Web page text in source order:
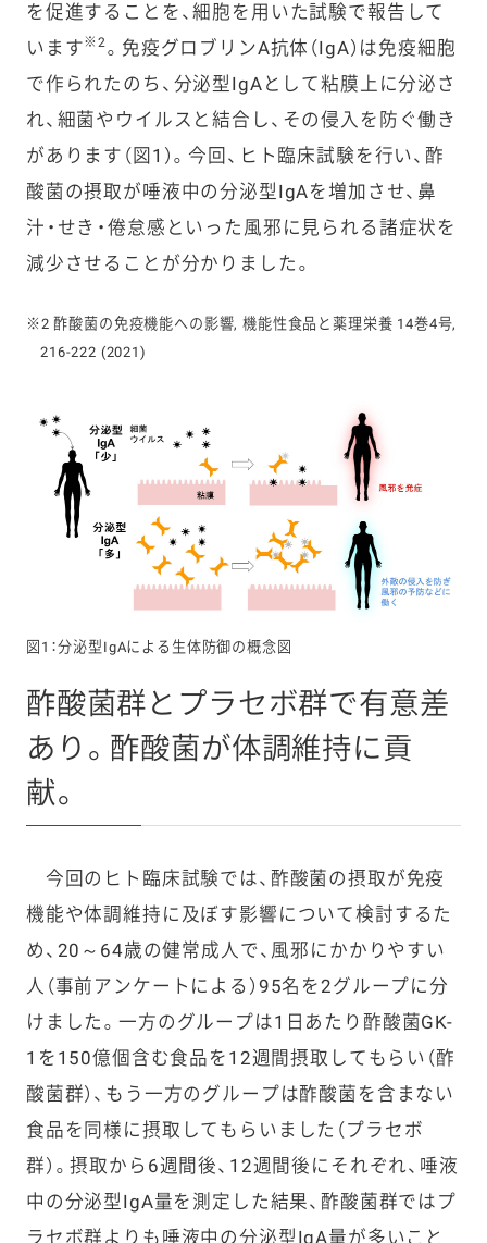
を促進することを、細胞を用いた試験で報告して
います※2。免疫グロブリンA抗体（IgA）は免疫細胞
で作られたのち、分泌型IgAとして粘膜上に分泌さ
れ、細菌やウイルスと結合し、その侵入を防ぐ働き
があります（図1）。今回、ヒト臨床試験を行い、酢
酸菌の摂取が唾液中の分泌型IgAを増加させ、鼻
汁・せき・倦怠感といった風邪に見られる諸症状を
減少させることが分かりました。
※2 酢酸菌の免疫機能への影響, 機能性食品と薬理栄養 14巻4号,
216-222 (2021)
図1：分泌型IgAによる生体防御の概念図
酢酸菌群とプラセボ群で有意差
あり。酢酸菌が体調維持に貢
献。
今回のヒト臨床試験では、酢酸菌の摂取が免疫
機能や体調維持に及ぼす影響について検討するた
め、20～64歳の健常成人で、風邪にかかりやすい
人（事前アンケートによる）95名を2グループに分
けました。一方のグループは1日あたり酢酸菌GK-
1を150億個含む食品を12週間摂取してもらい（酢
酸菌群）、もう一方のグループは酢酸菌を含まない
食品を同様に摂取してもらいました（プラセボ
群）。摂取から6週間後、12週間後にそれぞれ、唾液
中の分泌型IgA量を測定した結果、酢酸菌群ではプ
ラセボ群よりも唾液中の分泌型IgA量が多いこと